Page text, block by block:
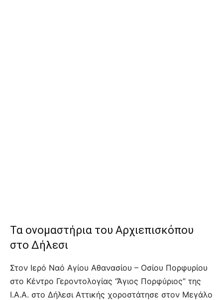
Τα ονομαστήρια του Αρχιεπισκόπου
στο Δήλεσι
Στον Ιερό Ναό Αγίου Αθανασίου – Οσίου Πορφυρίου
στο Κέντρο Γεροντολογίας “Άγιος Πορφύριος” της
Ι.Α.Α. στο Δήλεσι Αττικής χοροστάτησε στον Μεγάλο